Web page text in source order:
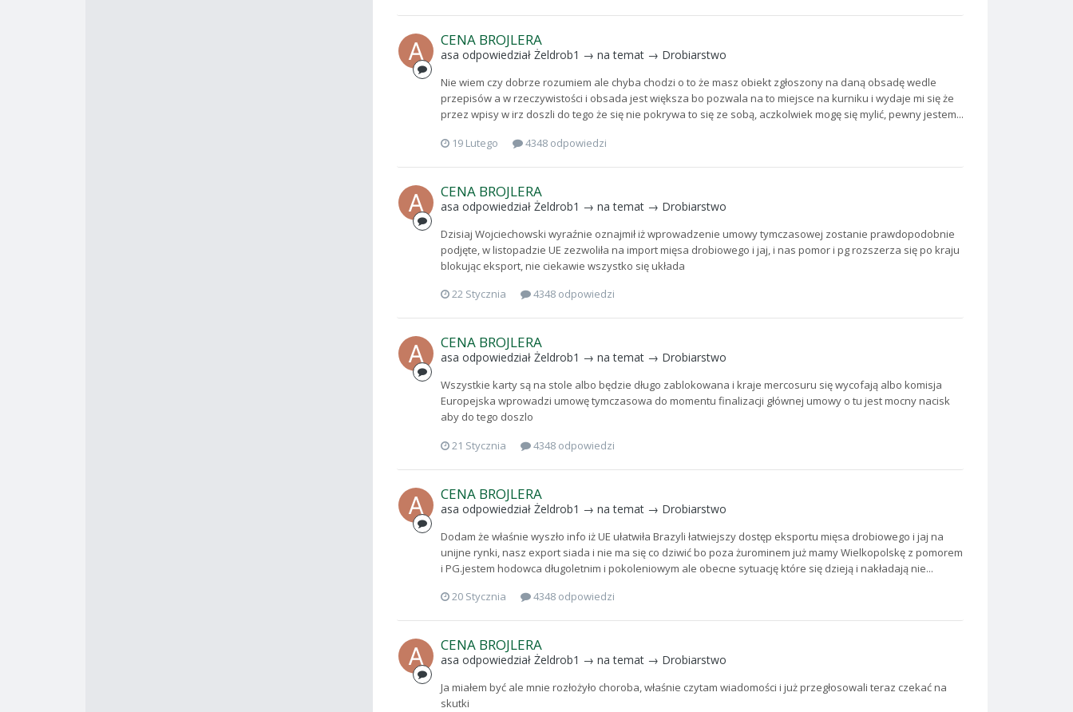
CENA BROJLERA
asa odpowiedział Żeldrob1 → na temat → Drobiarstwo
Nie wiem czy dobrze rozumiem ale chyba chodzi o to że masz obiekt zgłoszony na daną obsadę wedle
przepisów a w rzeczywistości i obsada jest większa bo pozwala na to miejsce na kurniku i wydaje mi się że
przez wpisy w irz doszli do tego że się nie pokrywa to się ze sobą, aczkolwiek mogę się mylić, pewny jestem...
19 Lutego
4348 odpowiedzi
CENA BROJLERA
asa odpowiedział Żeldrob1 → na temat → Drobiarstwo
Dzisiaj Wojciechowski wyraźnie oznajmił iż wprowadzenie umowy tymczasowej zostanie prawdopodobnie
podjęte, w listopadzie UE zezwoliła na import mięsa drobiowego i jaj, i nas pomor i pg rozszerza się po kraju
blokując eksport, nie ciekawie wszystko się układa
22 Stycznia
4348 odpowiedzi
CENA BROJLERA
asa odpowiedział Żeldrob1 → na temat → Drobiarstwo
Wszystkie karty są na stole albo będzie długo zablokowana i kraje mercosuru się wycofają albo komisja
Europejska wprowadzi umowę tymczasowa do momentu finalizacji głównej umowy o tu jest mocny nacisk
aby do tego doszlo
21 Stycznia
4348 odpowiedzi
CENA BROJLERA
asa odpowiedział Żeldrob1 → na temat → Drobiarstwo
Dodam że właśnie wyszło info iż UE ułatwiła Brazyli łatwiejszy dostęp eksportu mięsa drobiowego i jaj na
unijne rynki, nasz export siada i nie ma się co dziwić bo poza żurominem już mamy Wielkopolskę z pomorem
i PG.jestem hodowca długoletnim i pokoleniowym ale obecne sytuację które się dzieją i nakładają nie...
20 Stycznia
4348 odpowiedzi
CENA BROJLERA
asa odpowiedział Żeldrob1 → na temat → Drobiarstwo
Ja miałem być ale mnie rozłożyło choroba, właśnie czytam wiadomości i już przegłosowali teraz czekać na
skutki